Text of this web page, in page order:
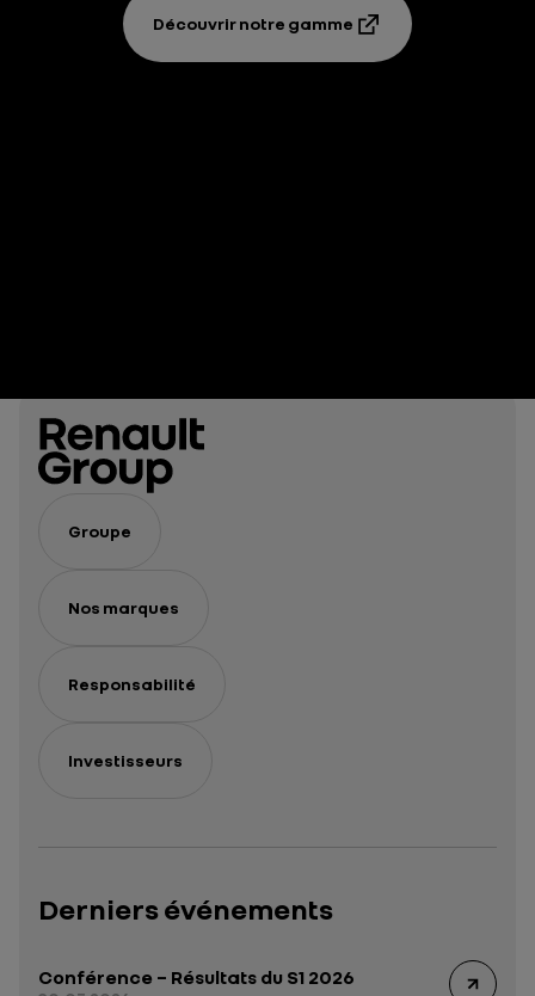
Découvrir notre gamme
Groupe
Nos marques
Responsabilité
Investisseurs
Derniers événements
Conférence – Résultats du S1 2026